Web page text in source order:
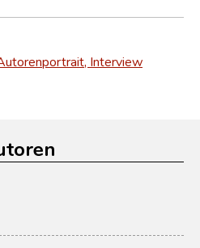
Interview